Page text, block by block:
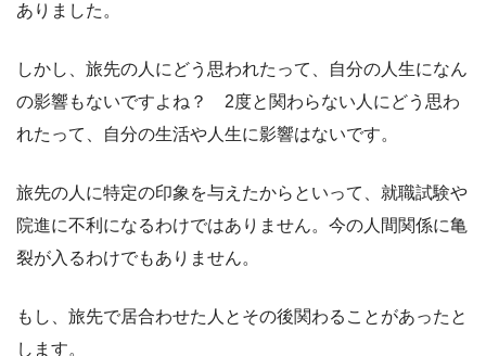
ありました。
しかし、旅先の人にどう思われたって、自分の人生になん
の影響もないですよね？ 2度と関わらない人にどう思わ
れたって、自分の生活や人生に影響はないです。
旅先の人に特定の印象を与えたからといって、就職試験や
院進に不利になるわけではありません。今の人間関係に亀
裂が入るわけでもありません。
もし、旅先で居合わせた人とその後関わることがあったと
します。